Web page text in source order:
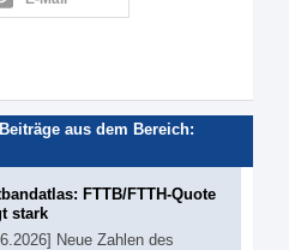
aus dem Bereich:
FTTB/FTTH-Quote
stark
Neue Zahlen des